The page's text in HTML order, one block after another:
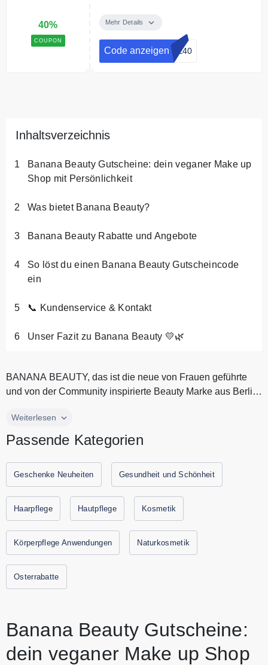
40%
COUPON
drei Sale-Artikel mit dem Code
Bedingungen
Pro Bestellung nur einmal
Seifenbrause und NUI Cosmetics
Mehr Details
Code anzeigen LE40
Inhaltsverzeichnis
Banana Beauty Gutscheine: dein veganer Make up
Shop mit Persönlichkeit
Was bietet Banana Beauty?
Banana Beauty Rabatte und Angebote
So löst du einen Banana Beauty Gutscheincode
ein
📞 Kundenservice & Kontakt
Unser Fazit zu Banana Beauty 💛🌿
BANANA BEAUTY, das ist die neue von Frauen geführte
und von der Community inspirierte Beauty Marke aus Berlin.
BANANA BEAUTY, das ist die neue von Frauen geführte
Die Mission der Marke ist es, Kosmetik als eine Form der
BANANA BEAUTY Spaß, Mut und Authentizität. Alle
Produkte sind vegan und tierversuchsfrei. Spare jetzt durch
Gutscheine.codes mit den aktuellsten Rabattcodes und
Angebote.
Weiterlesen
Passende Kategorien
Geschenke Neuheiten Gesundheit und Schönheit
Haarpflege Hautpflege Kosmetik
Körperpflege Anwendungen Naturkosmetik
Osterrabatte
Banana Beauty Gutscheine:
dein veganer Make up Shop